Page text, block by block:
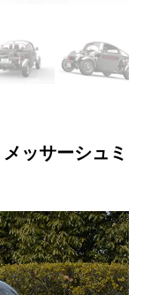
ッサーシュミ